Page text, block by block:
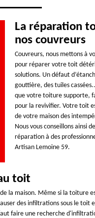
La réparation
nos couvreurs
Couvreurs, nous mettons à
pour réparer votre toit
solutions. Un défaut
gouttière, des tuiles
que votre toiture supporte,
pour la revivifier. Votre toit
de votre maison des
Nous vous conseillons ainsi
réparation à des
Artisan Lemoine 59.
toit
la maison. Même si la toiture
des infiltrations sous le toit
faire une recherche